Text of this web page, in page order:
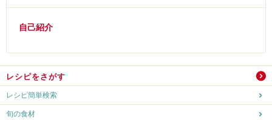
自己紹介
レシピをさがす
レシピ簡単検索
旬の食材